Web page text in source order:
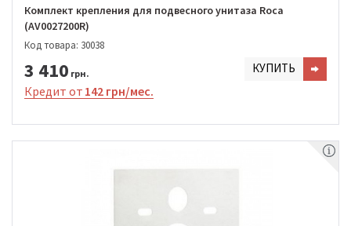
Комплект крепления для подвесного унитаза Roca
(AV0027200R)
Код товара: 30038
3 410 грн. КУПИТЬ
Кредит от 142 грн/мес.